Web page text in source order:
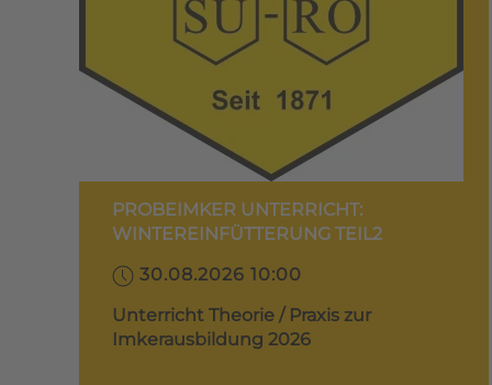
PROBEIMKER UNTERRICHT:
WINTEREINFÜTTERUNG TEIL2
30.08.2026 10:00
Unterricht Theorie / Praxis zur
Imkerausbildung 2026